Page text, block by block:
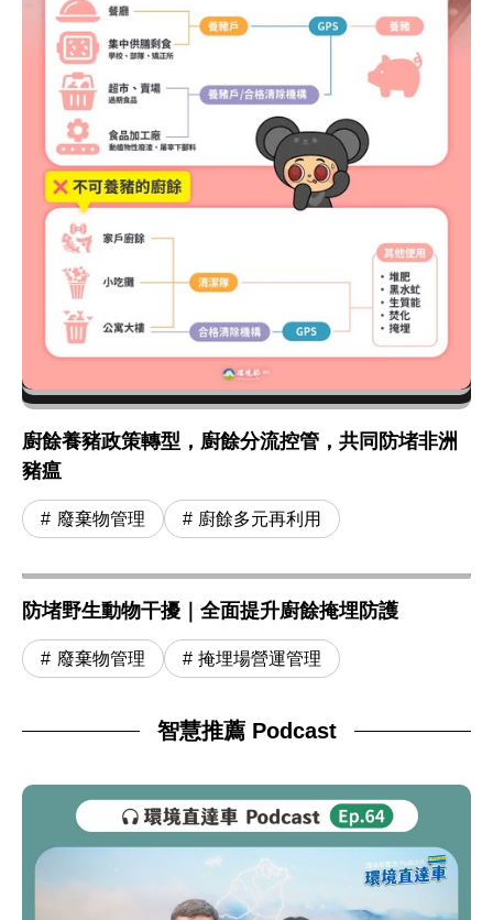
廚餘養豬政策轉型，廚餘分流控管，共同防堵非洲
豬瘟
廢棄物管理 廚餘多元再利用
防堵野生動物干擾｜全面提升廚餘掩埋防護
廢棄物管理 掩埋場營運管理
智慧推薦 Podcast